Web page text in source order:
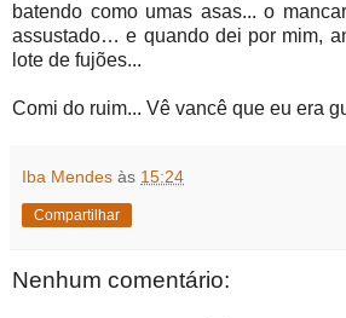
batendo como umas asas... o
assustado… e quando dei por mim,
lote de fujões...
Comi do ruim... Vê vancê que eu era
Iba Mendes às 15:24
Compartilhar
Nenhum comentário: